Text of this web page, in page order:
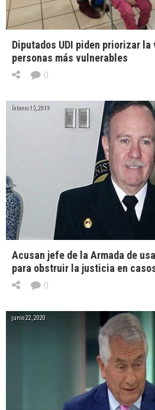
Diputados UDI piden priorizar
personas más vulnerables
0
febrero 15, 2019
Acusan jefe de la Armada de
para obstruir la justicia en casos
0
junio 22, 2020